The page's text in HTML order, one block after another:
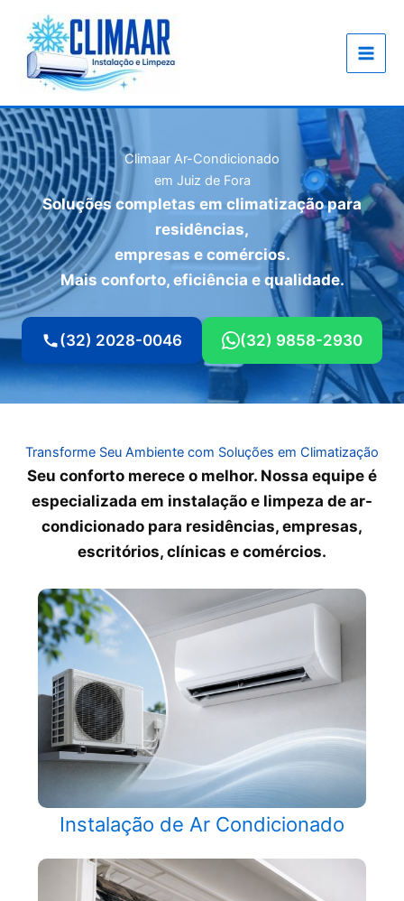
conteúdo
Climaar Ar-Condicionado
em Juiz de Fora
Soluções completas em climatização para
residências,
empresas e comércios.
Mais conforto, eficiência e qualidade.
(32) 2028-0046 (32) 9858-2930
Transforme Seu Ambiente com Soluções em Climatização
Seu conforto merece o melhor. Nossa equipe é
especializada em instalação e limpeza de ar-
condicionado para residências, empresas,
escritórios, clínicas e comércios.
Instalação de Ar Condicionado